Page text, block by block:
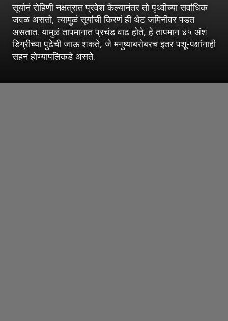
सूर्यानं रोहिणी नक्षत्रात प्रवेश केल्यानंतर तो पृथ्वीच्या सर्वाधिक
जवळ असतो, त्यामुळं सूर्याची किरणं ही थेट जमिनीवर पडत
असतात. यामुळं तापमानात प्रचंड वाढ होते, हे तापमान ४५ अंश
डिग्रीच्या पुढेची जाऊ शकते, जे मनुष्याबरोबरच इतर पशू-पक्षांनाही
सहन होण्यापलिकडे असते.